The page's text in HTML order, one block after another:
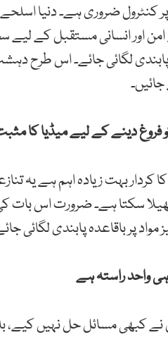
کنٹرول ضروری ہے۔ دنیا
اور انسانی مستقبل کے
لگائی جائے۔ اس طرح
کردار بہت زیادہ اہم ہے یہ
سکتا ہے۔ ضرورت اس
پر باقاعدہ پابندی لگائی
واحد راستہ ہے
نے کبھی مسائل حل نہیں کیے،